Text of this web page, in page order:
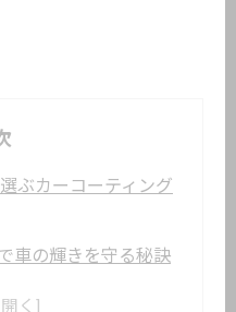
ぶカーコーティング
車の輝きを守る秘訣